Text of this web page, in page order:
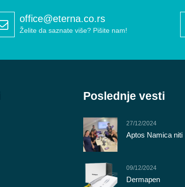
office@eterna.co.rs
Želite da saznate više? Pišite nam!
Poslednje vesti
27/12/2024
Aptos Namica niti
09/12/2024
Dermapen